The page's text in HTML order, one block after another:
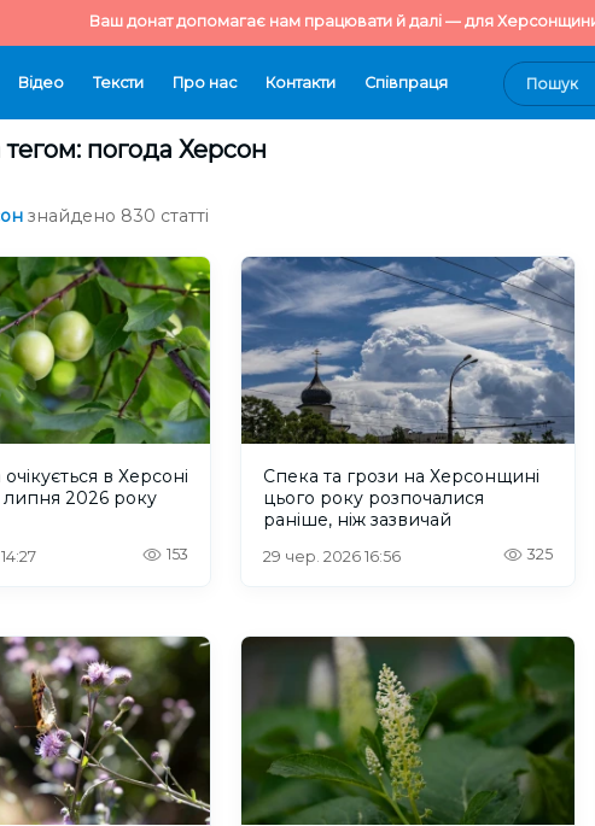
Ваш донат допомагає нам працювати й далі — для Херсонщини
Відео Тексти Про нас Контакти Cпівпраця
погода Херсон
знайдено 830 статті
в Херсоні
липня 2026 року
153
Спека та грози на Херсонщині
цього року розпочалися
раніше, ніж зазвичай
29 чер. 2026 16:56 325